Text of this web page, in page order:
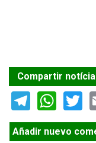
Compartir
Añadir nuevo